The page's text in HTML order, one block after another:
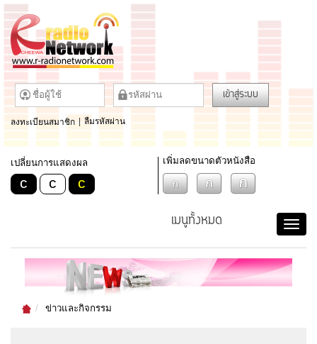
เข้าสู่ระบบ
ลงทะเบียนสมาชิก ลืมรหัสผ่าน
เปลี่ยนการแสดงผล
c c c
เพิ่มลดขนาดตัวหนังสือ
เมนูทั้งหมด
ข่าวและกิจกรรม